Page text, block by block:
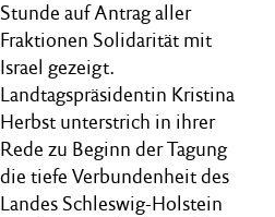
Stunde auf Antrag aller
Fraktionen Solidarität mit
Israel gezeigt.
Landtagspräsidentin Kristina
Herbst unterstrich in ihrer
Rede zu Beginn der Tagung
die tiefe Verbundenheit des
Landes Schleswig-Holstein